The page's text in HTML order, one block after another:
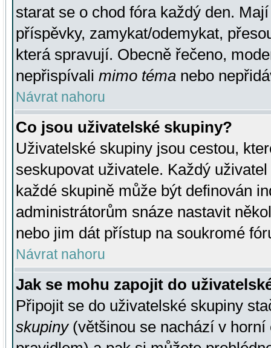
starat se o chod fóra každý den.
příspěvky, zamykat/odemykat,
která spravují. Obecně řečeno,
nepřispívali mimo téma nebo
Návrat nahoru
Co jsou uživatelské skupiny?
Uživatelské skupiny jsou cestou,
seskupovat uživatele. Každý
každé skupině může být definován
administrátorům snáze nastavit
nebo jim dát přístup na soukromé
Návrat nahoru
Jak se mohu zapojit do
Připojit se do uživatelské skupiny
skupiny(většinou se nachází v horní